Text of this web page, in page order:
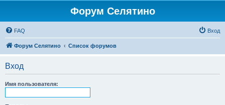
Форум Селятино
FAQ Вход
Форум Селятино Список форумов
Вход
Имя пользователя: